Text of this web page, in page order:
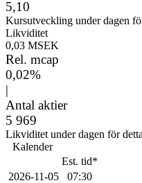
5,10
Kursutveckling under dagen
Likviditet
0,03 MSEK
Rel. mcap
0,02%
|
Antal aktier
5 969
Likviditet under dagen för
Kalender
Est. tid*
2026-11-05
07:30